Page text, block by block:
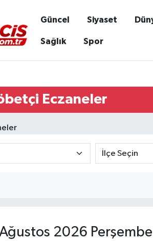
Güncel Siyaset
Sağlık Spor
Eczaneler
2026